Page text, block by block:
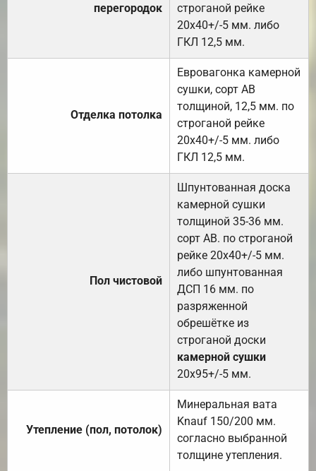
перегородок
строганой рейке
20х40+/-5 мм. либо
ГКЛ 12,5 мм.
Отделка потолка
Евровагонка камерной
сушки, сорт АВ
толщиной, 12,5 мм. по
строганой рейке
20х40+/-5 мм. либо
ГКЛ 12,5 мм.
Пол чистовой
Шпунтованная доска
камерной сушки
толщиной 35-36 мм.
сорт АВ. по строганой
рейке 20х40+/-5 мм.
либо шпунтованная
ДСП 16 мм. по
разряженной
обрешётке из
строганой доски
камерной сушки
20х95+/-5 мм.
Утепление (пол, потолок)
Минеральная вата
Knauf 150/200 мм.
согласно выбранной
толщине утепления.